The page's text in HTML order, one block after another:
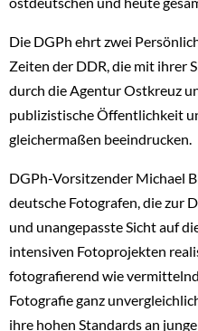
Die DGPh ehrt zwei
Zeiten der DDR, die mit ihrer
durch die Agentur Ostkreuz
publizistische Öffentlichkeit
gleichermaßen beeindrucken.
DGPh-Vorsitzender Michael
deutsche Fotografen, die zur
und unangepasste Sicht auf
intensiven Fotoprojekten
fotografierend wie
Fotografie ganz
ihre hohen Standards an